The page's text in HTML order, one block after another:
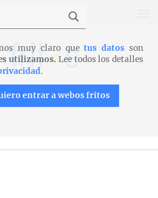
muy claro quetus datos son
utilizamos. Lee todos los detalles
.
entrar a webos fritos